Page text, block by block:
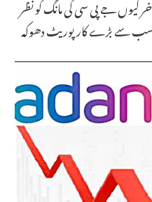
کیوں جے پی سی کی مانگ کو نظر
سے بڑے کارپوریٹ دھوکہ